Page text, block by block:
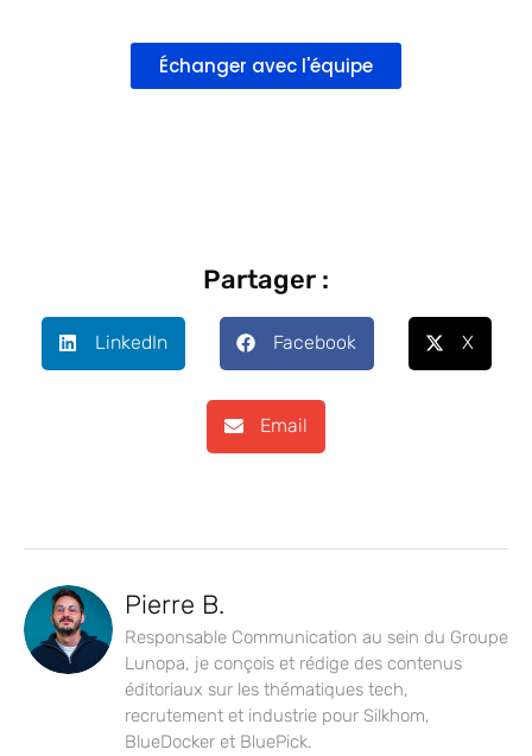
Échanger avec l'équipe
Partager :
LinkedIn Facebook X
Email
Pierre B.
Responsable Communication au sein du Groupe
Lunopa, je conçois et rédige des contenus
éditoriaux sur les thématiques tech,
recrutement et industrie pour Silkhom,
BlueDocker et BluePick.